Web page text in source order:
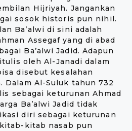
Hijriyah. Jangankan
sosok historis pun nihil.
Ba’alwi di sini adalah
Assegaf yang di abad
Ba’alwi Jadid. Adapun
oleh Al-Janadi dalam
disebut kesalahan
Dalam Al-Suluk tahun 732
sebagai keturunan Ahmad
Ba’alwi Jadid tidak
diri sebagai keturunan
kitab nasab pun